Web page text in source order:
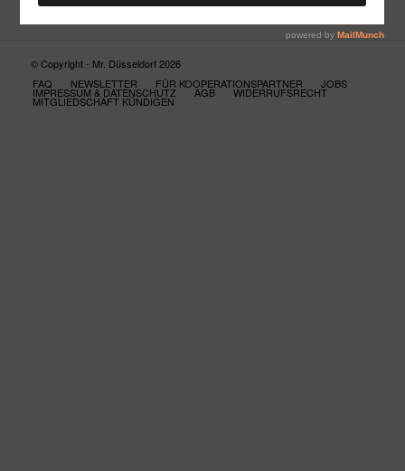
© Copyright - Mr. Düsseldorf 2026
FAQ
NEWSLETTER FÜR KOOPERATIONSPARTNER JOBS
IMPRESSUM & DATENSCHUTZ AGB WIDERRUFSRECHT
MITGLIEDSCHAFT KÜNDIGEN